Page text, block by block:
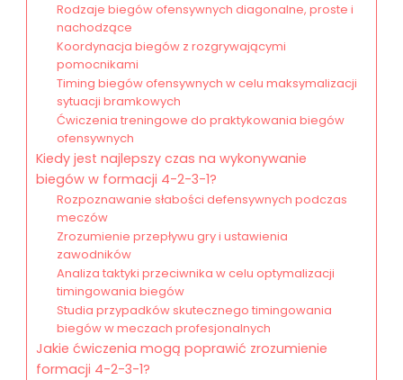
Rodzaje biegów ofensywnych diagonalne, proste i
nachodzące
Koordynacja biegów z rozgrywającymi
pomocnikami
Timing biegów ofensywnych w celu maksymalizacji
sytuacji bramkowych
Ćwiczenia treningowe do praktykowania biegów
ofensywnych
Kiedy jest najlepszy czas na wykonywanie
biegów w formacji 4-2-3-1?
Rozpoznawanie słabości defensywnych podczas
meczów
Zrozumienie przepływu gry i ustawienia
zawodników
Analiza taktyki przeciwnika w celu optymalizacji
timingowania biegów
Studia przypadków skutecznego timingowania
biegów w meczach profesjonalnych
Jakie ćwiczenia mogą poprawić zrozumienie
formacji 4-2-3-1?